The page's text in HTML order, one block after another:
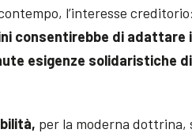
l’interesse
consentirebbe di adattare
esigenze solidaristiche
per la moderna dottrina,